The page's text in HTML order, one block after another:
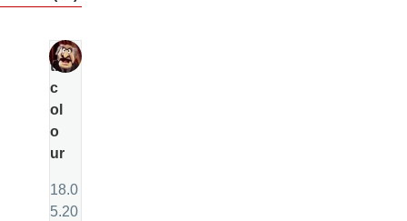
tri
c
ol
o
ur
18.0
5.20